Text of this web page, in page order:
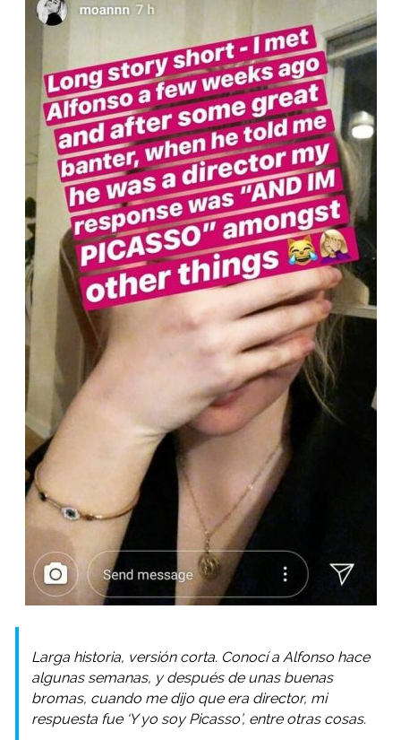
Larga historia, versión corta. Conocí a Alfonso hace
algunas semanas, y después de unas buenas
bromas, cuando me dijo que era director, mi
respuesta fue ‘Y yo soy Picasso’, entre otras cosas.